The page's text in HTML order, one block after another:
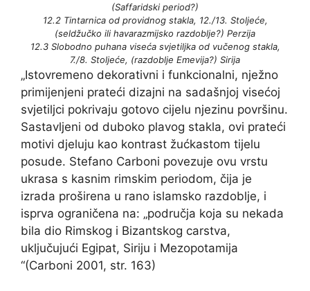
(Saffaridski period?)
12.2 Tintarnica od providnog stakla, 12./13. Stoljeće,
(seldžučko ili havarazmijsko razdoblje?) Perzija
12.3 Slobodno puhana viseća svjetiljka od vučenog stakla,
7./8. Stoljeće, (razdoblje Emevija?) Sirija
„Istovremeno dekorativni i funkcionalni, nježno
primijenjeni prateći dizajni na sadašnjoj visećoj
svjetiljci pokrivaju gotovo cijelu njezinu površinu.
Sastavljeni od duboko plavog stakla, ovi prateći
motivi djeluju kao kontrast žućkastom tijelu
posude. Stefano Carboni povezuje ovu vrstu
ukrasa s kasnim rimskim periodom, čija je
izrada proširena u rano islamsko razdoblje, i
isprva ograničena na: „područja koja su nekada
bila dio Rimskog i Bizantskog carstva,
uključujući Egipat, Siriju i Mezopotamija
“(Carboni 2001, str. 163)